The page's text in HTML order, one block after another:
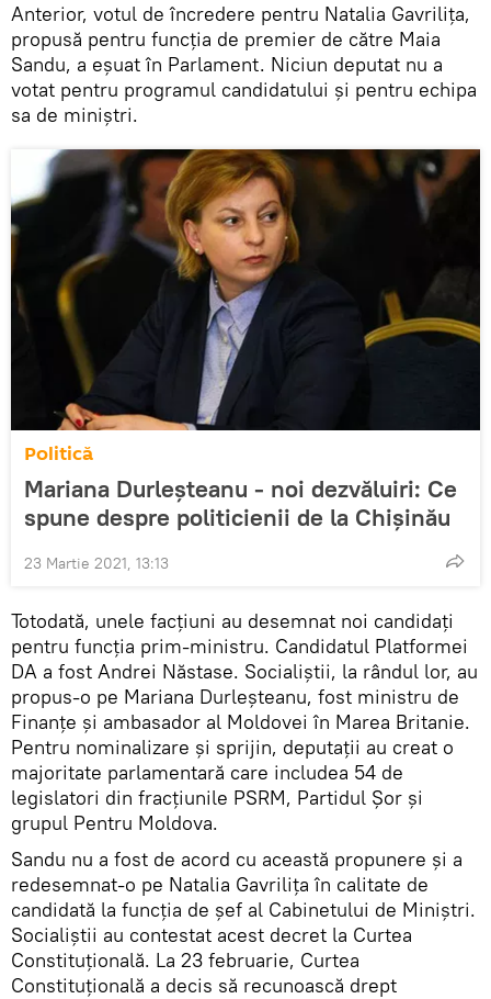
Anterior, votul de încredere pentru Natalia Gavrilița,
propusă pentru funcția de premier de către Maia
Sandu, a eșuat în Parlament. Niciun deputat nu a
votat pentru programul candidatului și pentru echipa
sa de miniștri.
Politică
Mariana Durleșteanu - noi dezvăluiri: Ce
spune despre politicienii de la Chișinău
23 Martie 2021, 13:13
Totodată, unele facțiuni au desemnat noi candidați
pentru funcția prim-ministru. Candidatul Platformei
DA a fost Andrei Năstase. Socialiștii, la rândul lor, au
propus-o pe Mariana Durleșteanu, fost ministru de
Finanțe și ambasador al Moldovei în Marea Britanie.
Pentru nominalizare și sprijin, deputații au creat o
majoritate parlamentară care includea 54 de
legislatori din fracțiunile PSRM, Partidul Șor și
grupul Pentru Moldova.
Sandu nu a fost de acord cu această propunere și a
redesemnat-o pe Natalia Gavrilița în calitate de
candidată la funcția de șef al Cabinetului de Miniștri.
Socialiștii au contestat acest decret la Curtea
Constituțională. La 23 februarie, Curtea
Constituțională a decis să recunoască drept